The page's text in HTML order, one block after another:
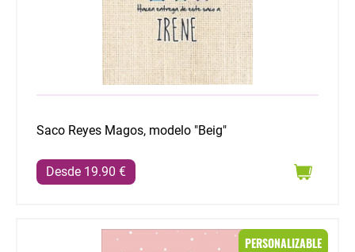
Saco Reyes Magos, modelo "Beig"
Desde 19.90 €
PERSONALIZABLE
Saco Reyes Magos, modelo "Rosa"